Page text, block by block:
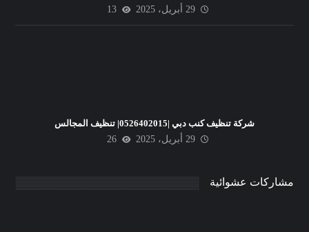
29 أبريل، 2025
13
شركة تنظيف كنب دبي |0526402015| تنظيف المجالس
29 أبريل، 2025
26
مشاركات عشوائية